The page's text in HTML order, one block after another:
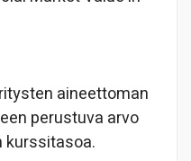
aineettoman
perustuva arvo
kurssitasoa.